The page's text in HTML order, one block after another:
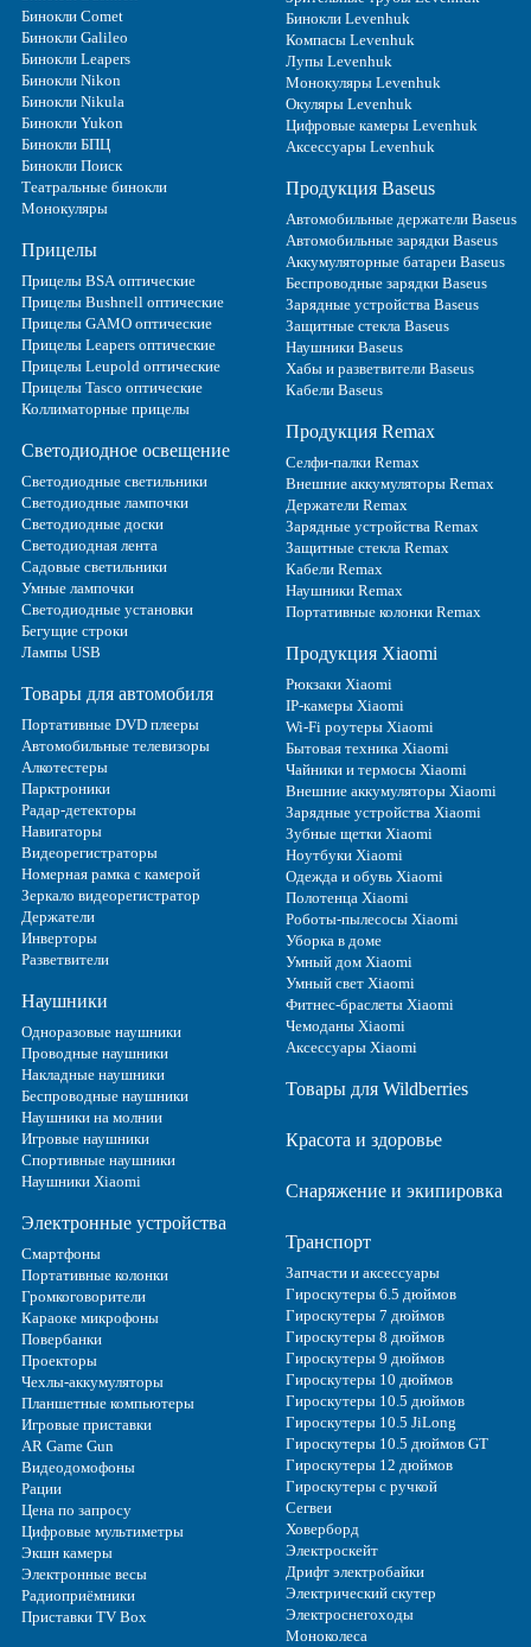
Бинокли Comet
Бинокли Galileo
Бинокли Leapers
Бинокли Nikon
Бинокли Nikula
Бинокли Yukon
Бинокли БПЦ
Бинокли Поиск
Театральные бинокли
Монокуляры
Прицелы
Прицелы BSA оптические
Прицелы Bushnell оптические
Прицелы GAMO оптические
Прицелы Leapers оптические
Прицелы Leupold оптические
Прицелы Tasco оптические
Коллиматорные прицелы
Светодиодное освещение
Светодиодные светильники
Светодиодные лампочки
Светодиодные доски
Светодиодная лента
Садовые светильники
Умные лампочки
Светодиодные установки
Бегущие строки
Лампы USB
Товары для автомобиля
Портативные DVD плееры
Автомобильные телевизоры
Алкотестеры
Парктроники
Радар-детекторы
Навигаторы
Видеорегистраторы
Номерная рамка с камерой
Зеркало видеорегистратор
Держатели
Инверторы
Разветвители
Наушники
Одноразовые наушники
Проводные наушники
Накладные наушники
Беспроводные наушники
Наушники на молнии
Игровые наушники
Спортивные наушники
Наушники Xiaomi
Электронные устройства
Смартфоны
Портативные колонки
Громкоговорители
Караоке микрофоны
Повербанки
Проекторы
Чехлы-аккумуляторы
Планшетные компьютеры
Игровые приставки
AR Game Gun
Видеодомофоны
Рации
Цена по запросу
Цифровые мультиметры
Экшн камеры
Электронные весы
Радиоприёмники
Приставки TV Box
Бинокли Levenhuk
Компасы Levenhuk
Лупы Levenhuk
Монокуляры Levenhuk
Окуляры Levenhuk
Цифровые камеры Levenhuk
Аксессуары Levenhuk
Продукция Baseus
Автомобильные держатели Baseus
Автомобильные зарядки Baseus
Аккумуляторные батареи Baseus
Беспроводные зарядки Baseus
Зарядные устройства Baseus
Защитные стекла Baseus
Наушники Baseus
Хабы и разветвители Baseus
Кабели Baseus
Продукция Remax
Селфи-палки Remax
Внешние аккумуляторы Remax
Держатели Remax
Зарядные устройства Remax
Защитные стекла Remax
Кабели Remax
Наушники Remax
Портативные колонки Remax
Продукция Xiaomi
Рюкзаки Xiaomi
IP-камеры Xiaomi
Wi-Fi роутеры Xiaomi
Бытовая техника Xiaomi
Чайники и термосы Xiaomi
Внешние аккумуляторы Xiaomi
Зарядные устройства Xiaomi
Зубные щетки Xiaomi
Ноутбуки Xiaomi
Одежда и обувь Xiaomi
Полотенца Xiaomi
Роботы-пылесосы Xiaomi
Уборка в доме
Умный дом Xiaomi
Умный свет Xiaomi
Фитнес-браслеты Xiaomi
Чемоданы Xiaomi
Аксессуары Xiaomi
Товары для Wildberries
Красота и здоровье
Снаряжение и экипировка
Транспорт
Запчасти и аксессуары
Гироскутеры 6.5 дюймов
Гироскутеры 7 дюймов
Гироскутеры 8 дюймов
Гироскутеры 9 дюймов
Гироскутеры 10 дюймов
Гироскутеры 10.5 дюймов
Гироскутеры 10.5 JiLong
Гироскутеры 10.5 дюймов GT
Гироскутеры 12 дюймов
Гироскутеры с ручкой
Сегвеи
Ховерборд
Электроскейт
Дрифт электробайки
Электрический скутер
Электроснегоходы
Моноколеса